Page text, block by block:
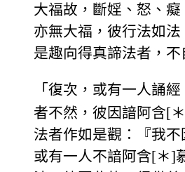
大福故，斷婬、怒、
亦無大福，彼行法如
是趣向得真諦法者，
「復次，或有一人誦
者不然，彼因諳阿含[
法者作如是觀：『我
或有一人不諳阿含[＊]